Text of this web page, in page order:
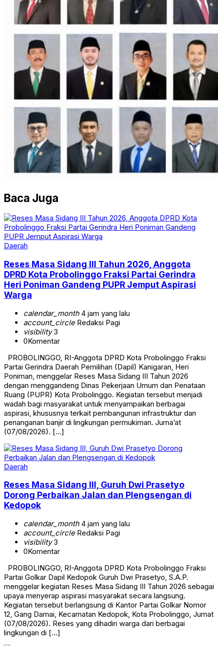
Baca Juga
Daerah
Reses Masa Sidang III Tahun 2026, Anggota
DPRD Kota Probolinggo Fraksi Partai Gerindra
Heri Poniman Gandeng PUPR Jemput Aspirasi
Warga
calendar_month4 jam yang lalu
account_circleRedaksi Pagi
visibility3
0Komentar
PROBOLINGGO, RI-Anggota DPRD Kota Probolinggo Fraksi
Partai Gerindra Daerah Pemilihan (Dapil) Kanigaran, Heri
Poniman, menggelar Reses Masa Sidang III Tahun 2026
dengan menggandeng Dinas Pekerjaan Umum dan Penataan
Ruang (PUPR) Kota Probolinggo. Kegiatan tersebut menjadi
wadah bagi masyarakat untuk menyampaikan berbagai
aspirasi, khususnya terkait pembangunan infrastruktur dan
penanganan banjir di lingkungan permukiman. Juma’at
(07/08/2026). […]
Daerah
Reses Masa Sidang III, Guruh Dwi Prasetyo
Dorong Perbaikan Jalan dan Plengsengan di
Kedopok
calendar_month4 jam yang lalu
account_circleRedaksi Pagi
visibility3
0Komentar
PROBOLINGGO, RI-Anggota DPRD Kota Probolinggo Fraksi
Partai Golkar Dapil Kedopok Guruh Dwi Prasetyo, S.A.P.
menggelar kegiatan Reses Masa Sidang III Tahun 2026 sebagai
upaya menyerap aspirasi masyarakat secara langsung.
Kegiatan tersebut berlangsung di Kantor Partai Golkar Nomor
12, Gang Damai, Kecamatan Kedopok, Kota Probolinggo, Jumat
(07/08/2026). Reses yang dihadiri warga dari berbagai
lingkungan di […]